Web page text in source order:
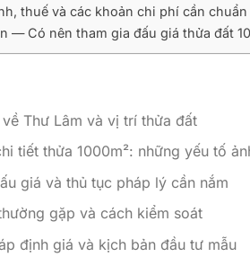
thuế và các khoản chi phí cần chuẩn
— Có nên tham gia đấu giá thửa đất
Thư Lâm và vị trí thửa đất
tiết thửa 1000m²: những yếu tố
giá và thủ tục pháp lý cần nắm
gặp và cách kiểm soát
định giá và kịch bản đầu tư mẫu